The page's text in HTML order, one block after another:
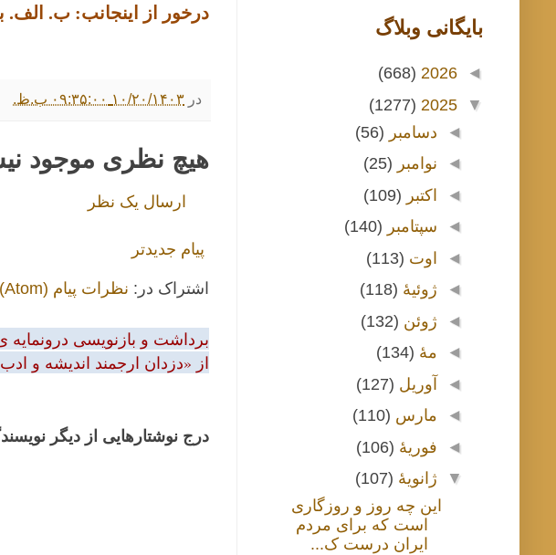
درخور از اینجانب: ب. الف.
در ۱۰/۲۰/۱۴۰۳ ۰۹:۳۵:۰۰ ب.ظ.
هیچ نظری موجود
ارسال یک نظر
پیام جدیدتر
اشتراک در: نظرات پیام (Atom)
برداشت و بازنویسی درونمایه
از «دزدان ارجمند اندیشه و
درج نوشتارهایی از دیگر
بايگانی وبلاگ
◄
2026
(668)
▼
2025
(1277)
◄ دسامبر (56)
◄ نوامبر (25)
◄ اکتبر (109)
◄ سپتامبر (140)
◄ اوت (113)
◄ ژوئیهٔ (118)
◄ ژوئن (132)
◄ مهٔ (134)
◄ آوریل (127)
◄ مارس (110)
◄ فوریهٔ (106)
▼ ژانویهٔ (107)
این چه روز و روزگاری
است که برای مردم
ایران درست ک...